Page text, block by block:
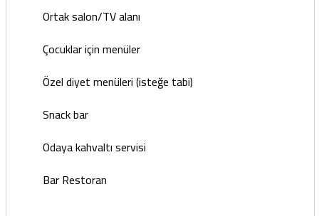
Ortak salon/TV alanı
Çocuklar için menüler
Özel diyet menüleri (isteğe tabi)
Snack bar
Odaya kahvaltı servisi
Bar Restoran